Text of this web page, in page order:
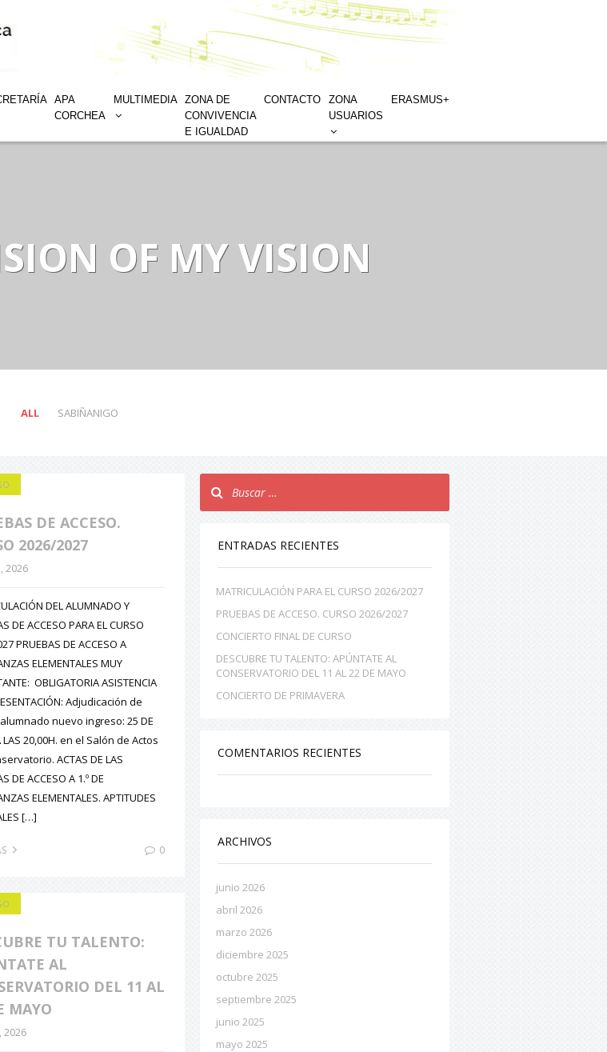
APA
CORCHEA
MULTIMEDIA ZONA DE
CONVIVENCIA
E IGUALDAD
CONTACTO
ZONA
USUARIOS
ERASMUS+
OF MY VISION
ALL SABIÑANIGO
DE ACCESO.
2026/2027
2026
DEL ALUMNADO Y
DE ACCESO PARA EL CURSO
PRUEBAS DE ACCESO A
ELEMENTALES MUY
OBLIGATORIA ASISTENCIA
Adjudicación de
nuevo ingreso: 25 DE
LAS 20,00H. en el Salón de Actos
ACTAS DE LAS
DE ACCESO A 1.º DE
ELEMENTALES. APTITUDES
[…]
0
TU TALENTO:
AL
DEL 11 AL
MAYO
2026
ENTRADAS RECIENTES
MATRICULACIÓN PARA EL CURSO 2026/2027
PRUEBAS DE ACCESO. CURSO 2026/2027
CONCIERTO FINAL DE CURSO
DESCUBRE TU TALENTO: APÚNTATE AL
CONSERVATORIO DEL 11 AL 22 DE MAYO
CONCIERTO DE PRIMAVERA
COMENTARIOS RECIENTES
ARCHIVOS
junio 2026
abril 2026
marzo 2026
diciembre 2025
octubre 2025
septiembre 2025
junio 2025
mayo 2025